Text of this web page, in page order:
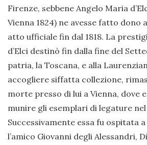
Firenze, sebbene Angelo Maria
Vienna 1824) ne avesse fatto dono
atto ufficiale fin dal 1818. La
d’Elci destinò fin dalla fine del
patria, la Toscana, e alla
accogliere siffatta collezione,
morte presso di lui a Vienna, dove
munire gli esemplari di legature nel
Successivamente essa fu ospitata
l’amico Giovanni degli Alessandri,